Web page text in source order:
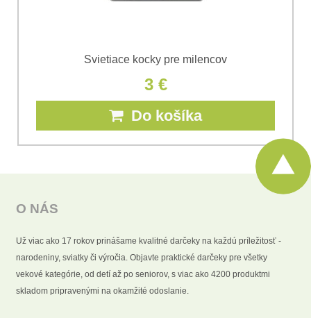
Svietiace kocky pre milencov
3 €
Do košíka
O NÁS
Už viac ako 17 rokov prinášame kvalitné darčeky na každú príležitosť -
narodeniny, sviatky či výročia. Objavte praktické darčeky pre všetky
vekové kategórie, od detí až po seniorov, s viac ako 4200 produktmi
skladom pripravenými na okamžité odoslanie.